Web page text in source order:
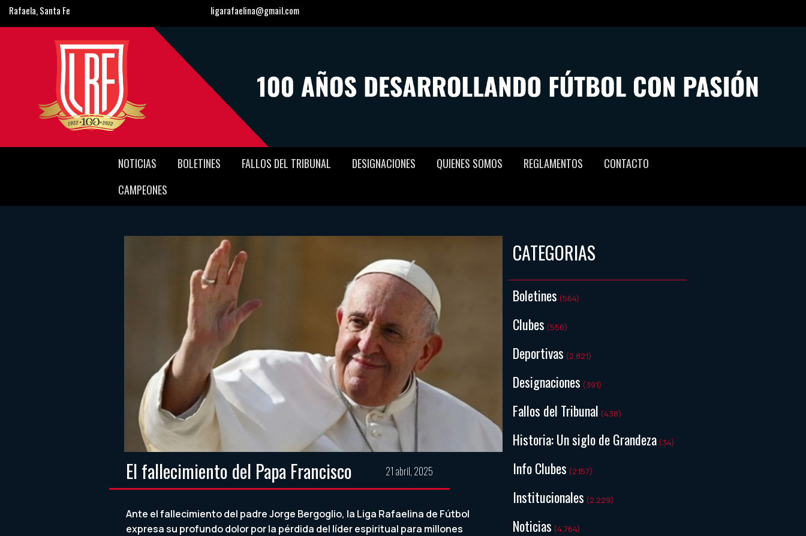
Rafaela, Santa Fe ligarafaelina@gmail.com
NOTICIAS BOLETINES FALLOS DEL TRIBUNAL DESIGNACIONES QUIENES SOMOS REGLAMENTOS
CONTACTO
CAMPEONES
El fallecimiento del Papa Francisco 21 abril, 2025
Ante el fallecimiento del padre Jorge Bergoglio, la Liga Rafaelina de Fútbol
expresa su profundo dolor por la pérdida del líder espiritual para millones
CATEGORIAS
Boletines (564)
Clubes (550)
Deportivas (2.821)
Designaciones (391)
Fallos del Tribunal (438)
Historia: Un siglo de Grandeza (34)
Info Clubes (2.157)
Institucionales (2.229)
Noticias (4.764)